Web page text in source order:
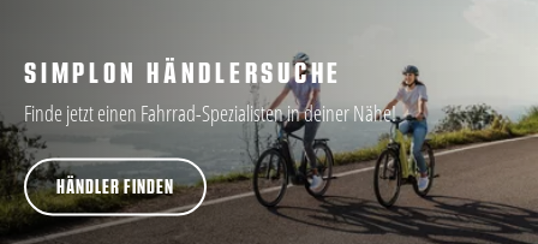
SIMPLON HÄNDLERSUCHE
Finde jetzt einen Fahrrad-Spezialisten in deiner Nähe!
HÄNDLER FINDEN